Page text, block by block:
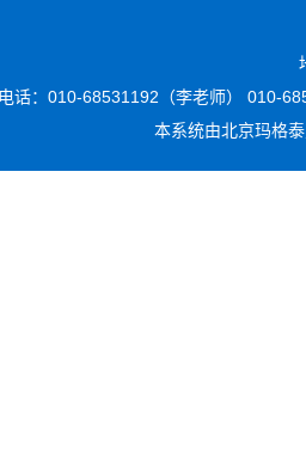
电话：010-68531192（李老师） 010-
本系统由北京玛格